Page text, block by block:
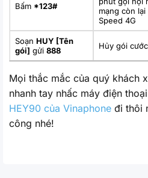
Bấm *123#
mạng còn lại
Speed 4G
Soạn HUY [Tên
gói] gửi 888 Hủy gói
Mọi thắc mắc của quý khách
nhanh tay nhấc máy điện
HEY90 của Vinaphone đi thôi
công nhé!